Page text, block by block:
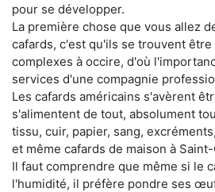
pour se développer.
La première chose que vous allez
cafards, c'est qu'ils se trouvent
complexes à occire, d'où
services d'une compagnie
Les cafards américains s'avèrent
s'alimentent de tout, absolument
tissu, cuir, papier, sang,
et même cafards de maison à
Il faut comprendre que même si le
l'humidité, il préfère pondre ses